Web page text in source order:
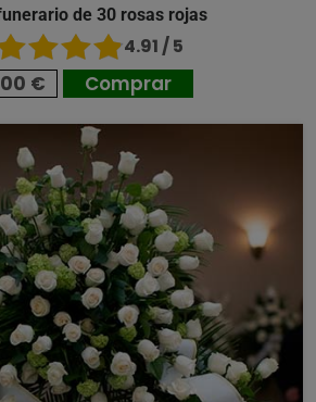
de 30 rosas rojas
4.91 / 5
€ Comprar